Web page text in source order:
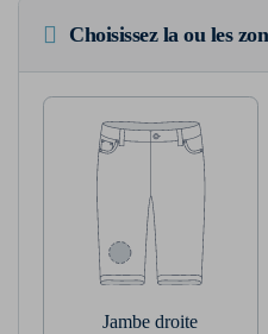
Choisissez la ou les
Jambe droite